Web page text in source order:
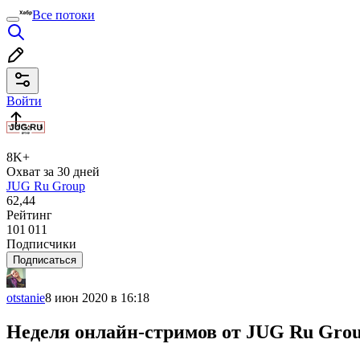
Все потоки
Войти
8K+
Охват за 30 дней
JUG Ru Group
62,44
Рейтинг
101 011
Подписчики
Подписаться
otstanie8 июн 2020 в 16:18
Неделя онлайн-стримов от JUG Ru